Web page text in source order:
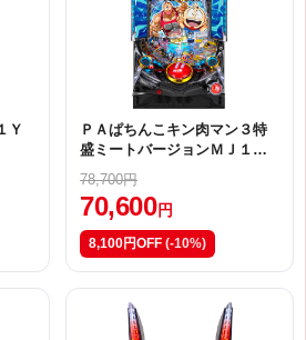
Ｙ
ＰＡぱちんこキン肉マン３特
盛ミートバージョンＭＪ１
78,700円
70,600 円
8,100円OFF (-10%)